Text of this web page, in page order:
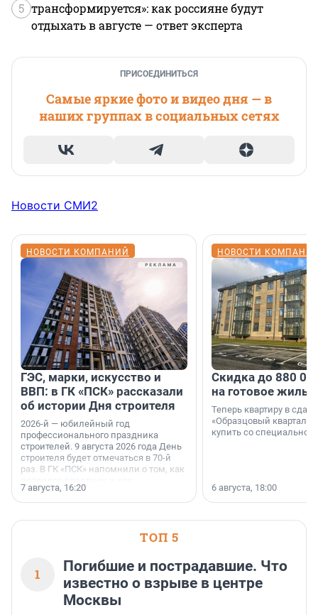
5 трансформируется»: как россияне будут
отдыхать в августе — ответ эксперта
ПРИСОЕДИНИТЬСЯ
Самые яркие фото и видео дня — в
наших группах в социальных сетях
Новости СМИ2
НОВОСТИ КОМПАНИЙ
ГЭС, марки, искусство и
ВВП: в ГК «ПСК» рассказали
об истории Дня строителя
2026-й — юбилейный год
профессионального праздника
строителей. 9 августа 2026 года День
строителя будет отмечаться в 70-й
раз. В ГК «ПСК» напомнили о том, как
поменялась роль строительства.
7 августа, 16:20
НОВОСТИ
Скидка до 880
на готовое
Теперь квартиру в
«Образцовый квартал
купить со специальной
6 августа, 18:00
ТОП 5
1
Погибшие и пострадавшие. Что
известно о взрыве в центре
Москвы